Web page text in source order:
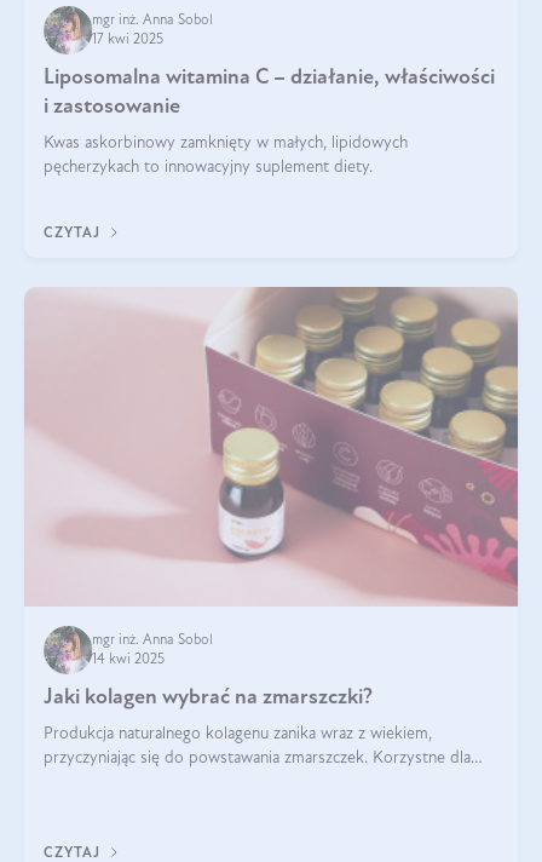
mgr inż. Anna Sobol
17 kwi 2025
Liposomalna witamina C – działanie, właściwości
i zastosowanie
Kwas askorbinowy zamknięty w małych, lipidowych
pęcherzykach to innowacyjny suplement diety.
CZYTAJ
mgr inż. Anna Sobol
14 kwi 2025
Jaki kolagen wybrać na zmarszczki?
Produkcja naturalnego kolagenu zanika wraz z wiekiem,
przyczyniając się do powstawania zmarszczek. Korzystne dla
CZYTAJ